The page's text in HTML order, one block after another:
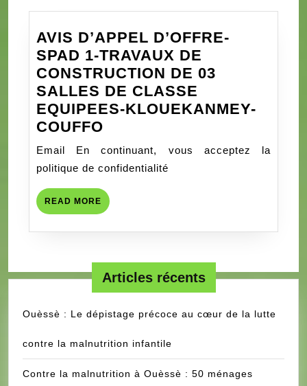
AVIS D’APPEL D’OFFRE-
SPAD 1-TRAVAUX DE
CONSTRUCTION DE 03
SALLES DE CLASSE
EQUIPEES-KLOUEKANMEY-
COUFFO
D’APPEL
D’OFFRE-
1-
TRAVAUX
DE
DE
03
DE
CLASSE
EQUIPEES-
KLOUEKANMEY-
Email En continuant, vous acceptez la
politique de confidentialité
READ MORE READ
MORE
Articles récents
Ouèssè : Le dépistage précoce au cœur de la lutte
contre la malnutrition infantile
Contre la malnutrition à Ouèssè : 50 ménages